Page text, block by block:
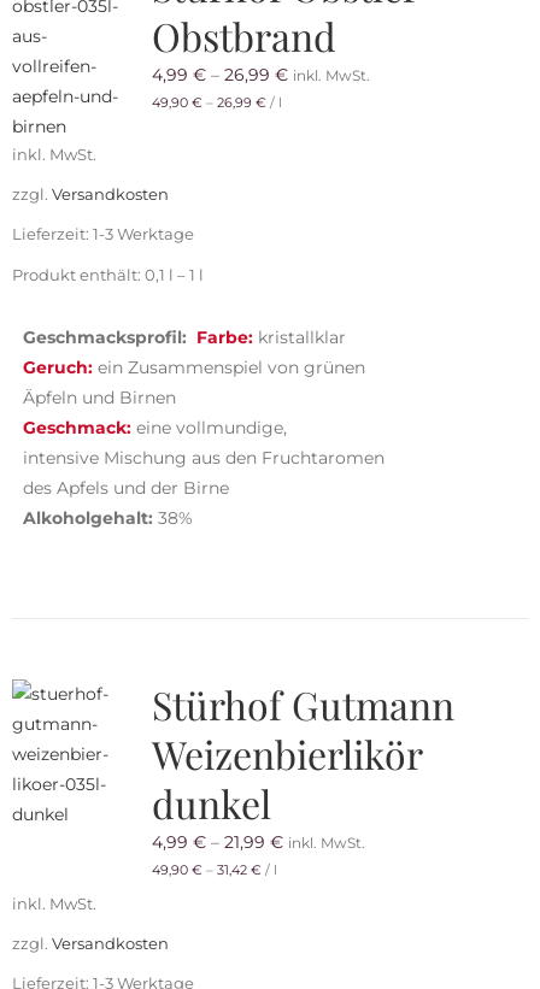
Obstbrand
4,99 €– 26,99 € inkl. MwSt.
49,90 €– 26,99 €/ l
inkl. MwSt.
zzgl. Versandkosten
Lieferzeit: 1-3 Werktage
Produkt enthält: 0,1 l – 1 l
Geschmacksprofil: Farbe: kristallklar
Geruch: ein Zusammenspiel von grünen
Äpfeln und Birnen
Geschmack: einevollmundige,
intensive Mischung aus den Fruchtaromen
des Apfels und der Birne
Alkoholgehalt: 38%
Stürhof Gutmann
Weizenbierlikör
dunkel
4,99 €– 21,99 € inkl. MwSt.
49,90 €– 31,42 €/ l
inkl. MwSt.
zzgl. Versandkosten
Lieferzeit: 1-3 Werktage